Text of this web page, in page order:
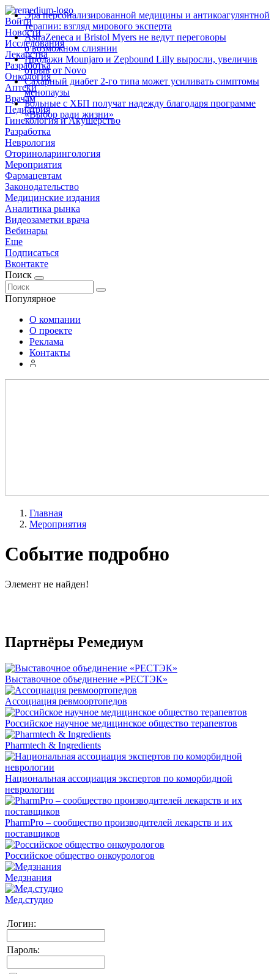
Войти
Новости
Исследования
Лекарства
Разработка
Онкология
Аптеки
Врачам
Педиатрия
Гинекология и Акушерство
Разработка
Неврология
Оториноларингология
Мероприятия
Фармацевтам
Законодательство
Медицинские издания
Аналитика рынка
Видеозаметки врача
Вебинары
Еще
Подписаться
Вконтакте
Поиск
Популярное
Эра персонализированной медицины и антикоагулянтной
терапии: взгляд мирового эксперта
AstraZeneca и Bristol Myers не ведут переговоры
о возможном слиянии
Продажи Mounjaro и Zepbound Lilly выросли, увеличив
отрыв от Novo
Сахарный диабет 2‑го типа может усиливать симптомы
менопаузы
Больные с ХБП получат надежду благодаря программе
«Выбор ради жизни»
О компании
О проекте
Реклама
Контакты
Главная
Мероприятия
Событие подробно
Элемент не найден!
Партнёры Ремедиум
Выставочное объединение «РЕСТЭК»
Ассоциация ревмоортопедов
Российское научное медицинское общество терапевтов
Pharmtech & Ingredients
Национальная ассоциация экспертов по коморбидной
неврологии
PharmPro – сообщество производителей лекарств и их
поставщиков
Российское общество онкоурологов
Медзнания
Мед.студио
Логин:
Пароль: